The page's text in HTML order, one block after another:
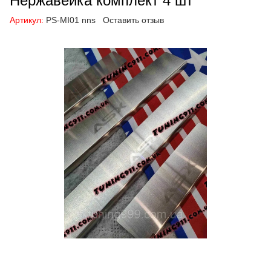
Артикул: PS-MI01 nns Оставить отзыв